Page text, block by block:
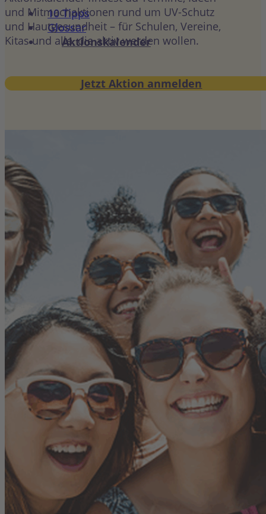
10 Tipps
Glossar
Aktionskalender
und Mitmachaktionen rund um UV-Schutz
und Hautgesundheit – für Schulen, Vereine,
Kitas und alle, die aktiv werden wollen.
Jetzt Aktion anmelden